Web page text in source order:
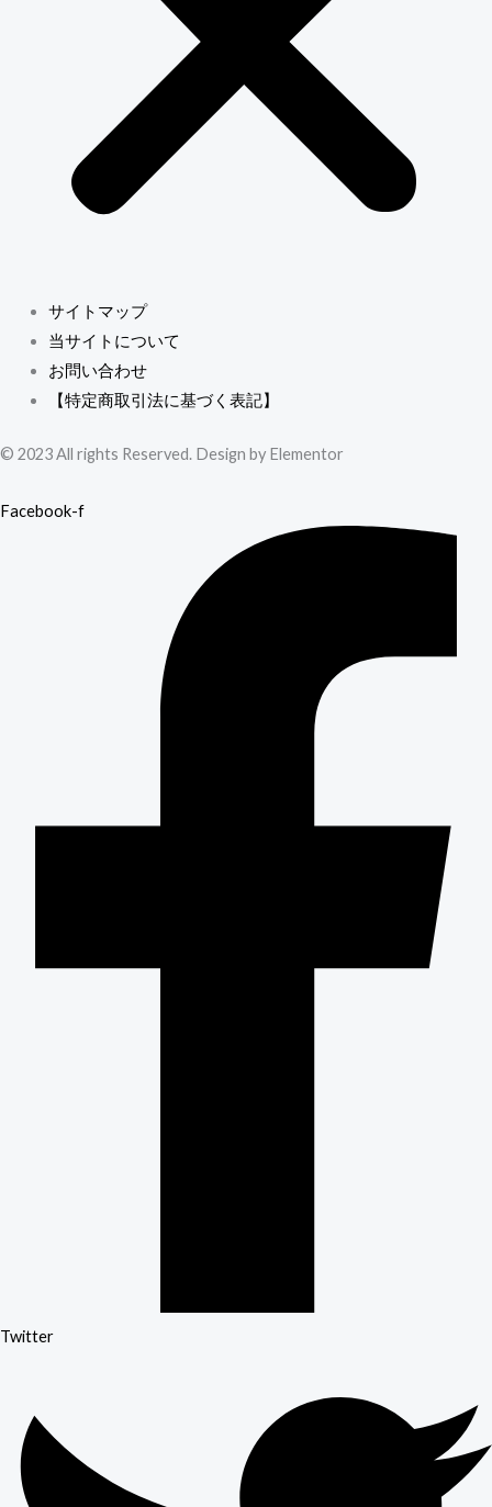
サイトマップ
当サイトについて
お問い合わせ
【特定商取引法に基づく表記】
© 2023 All rights Reserved. Design by Elementor
Facebook-f
Twitter